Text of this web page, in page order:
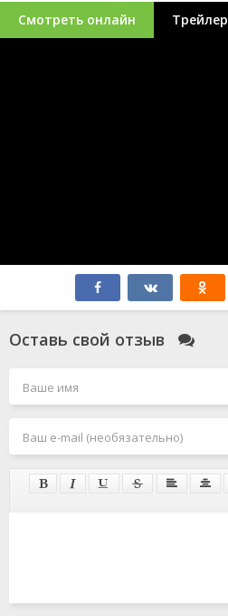
Смотреть онлайн Трейлер
Оставь свой отзыв